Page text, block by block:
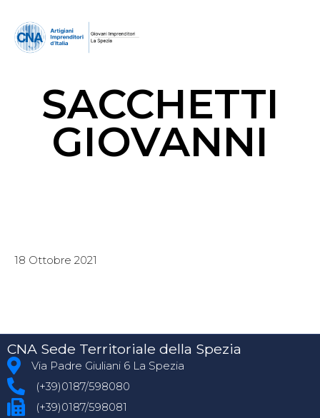
SACCHETTI
GIOVANNI
18 Ottobre 2021
CNA Sede Territoriale della Spezia
Via Padre Giuliani 6 La Spezia
(+39)0187/598080
(+39)0187/598081